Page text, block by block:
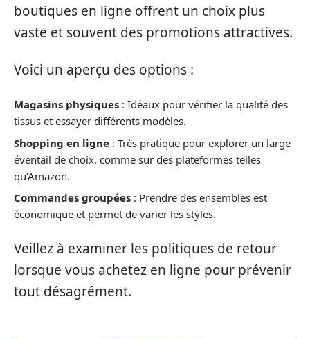
boutiques en ligne offrent un choix plus
vaste et souvent des promotions attractives.
Voici un aperçu des options :
Magasins physiques : Idéaux pour vérifier la qualité des
tissus et essayer différents modèles.
Shopping en ligne : Très pratique pour explorer un large
éventail de choix, comme sur des plateformes telles
qu’Amazon.
Commandes groupées : Prendre des ensembles est
économique et permet de varier les styles.
Veillez à examiner les politiques de retour
lorsque vous achetez en ligne pour prévenir
tout désagrément.